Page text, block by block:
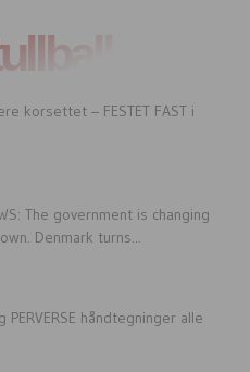
korsettet – FESTET FAST i
The government is changing
Denmark turns...
håndtegninger alle